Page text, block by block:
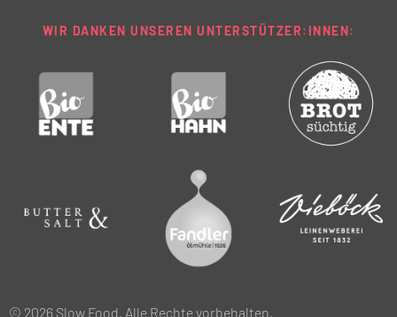
WIR DANKEN UNSEREN UNTERSTÜTZER:INNEN:
© 2026 Slow Food. Alle Rechte vorbehalten.